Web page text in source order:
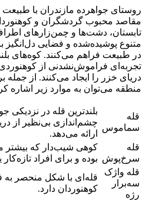
روستای جواهرده مازندران با
مقاصد محبوب گردشگران و
تابستان، دشت‌ها و چمن‌زارهای
متنوع پوشیده‌شده و فضایی دل‌انگیز
در طبیعت فراهم می‌کنند. کوه‌های
تجربه‌ای فراموش‌نشدنی از
دریای خزر را ایجاد می‌کنند. از جمله
منطقه می‌توان به موارد زیر اشاره
قله
سماموس
بلندترین قله در نزدیکی
چشم‌اندازی بی‌نظیر از
ارائه می‌دهد.
قله
سرخ‌پوش
کوهی شیب‌دار که بیشتر
بوده و برای افراد
قله واژک
سه‌برار
رژه
قله‌ای با شکل منحصر به
کوهنوردان دارد.